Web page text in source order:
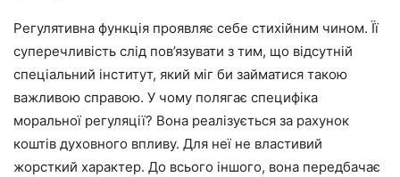
Регулятивна функція проявляє себе стихійним чином. Її
суперечливість слід пов’язувати з тим, що відсутній
спеціальний інститут, який міг би займатися такою
важливою справою. У чому полягає специфіка
моральної регуляції? Вона реалізується за рахунок
коштів духовного впливу. Для неї не властивий
жорсткий характер. До всього іншого, вона передбачає